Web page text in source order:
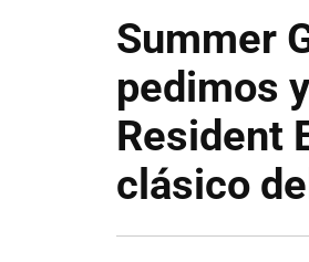
Summer
pedimos
Resident
clásico